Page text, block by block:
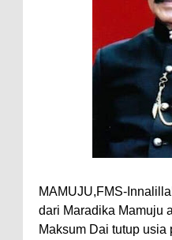
MAMUJU,FMS-
dari Maradika Mamuju
Maksum Dai tutup usia